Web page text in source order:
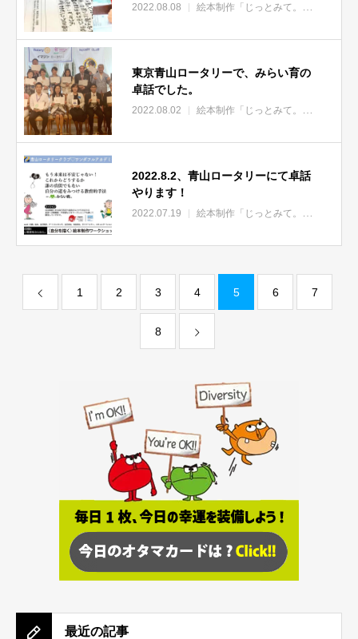
2022.08.08 絵本制作「じっとみて。」
東京青山ロータリーで、みらい育の
卓話でした。
2022.08.02 絵本制作「じっとみて。」
2022.8.2、青山ロータリーにて卓話
やります！
2022.07.19 絵本制作「じっとみて。」
1 2 3 4 5 6 7
8
最近の記事